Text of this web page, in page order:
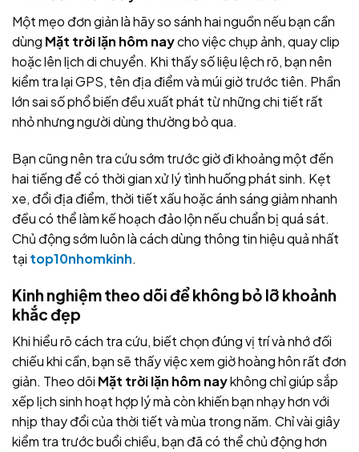
Một mẹo đơn giản là hãy so sánh hai nguồn nếu bạn cần
dùng Mặt trời lặn hôm naycho việc chụp ảnh, quay clip
hoặc lên lịch di chuyển. Khi thấy số liệu lệch rõ, bạn nên
kiểm tra lại GPS, tên địa điểm và múi giờ trước tiên. Phần
lớn sai số phổ biến đều xuất phát từ những chi tiết rất
nhỏ nhưng người dùng thường bỏ qua.
Bạn cũng nên tra cứu sớm trước giờ đi khoảng một đến
hai tiếng để có thời gian xử lý tình huống phát sinh. Kẹt
xe, đổi địa điểm, thời tiết xấu hoặc ánh sáng giảm nhanh
đều có thể làm kế hoạch đảo lộn nếu chuẩn bị quá sát.
Chủ động sớm luôn là cách dùng thông tin hiệu quả nhất
tại top10nhomkinh.
Kinh nghiệm theo dõi để không bỏ lỡ khoảnh
khắc đẹp
Khi hiểu rõ cách tra cứu, biết chọn đúng vị trí và nhớ đối
chiếu khi cần, bạn sẽ thấy việc xem giờ hoàng hôn rất đơn
giản. Theo dõi Mặt trời lặn hôm naykhông chỉ giúp sắp
xếp lịch sinh hoạt hợp lý mà còn khiến bạn nhạy hơn với
nhịp thay đổi của thời tiết và mùa trong năm. Chỉ vài giây
kiểm tra trước buổi chiều, bạn đã có thể chủ động hơn